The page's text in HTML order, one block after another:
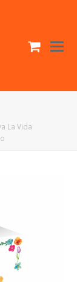
Cart
La Vida